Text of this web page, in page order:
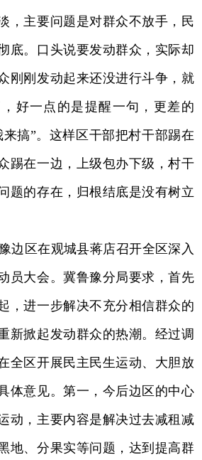
，主要问题是对群众不放手，民
底。口头说要发动群众，实际却
刚刚发动起来还没进行斗争，就
好一点的是提醒一句，更差的
搞”。这样区干部把村干部踢在
踢在一边，上级包办下级，村干
题的存在，归根结底是没有树立
边区在观城县蒋店召开全区深入
员大会。冀鲁豫分局要求，首先
，进一步解决不充分相信群众的
新掀起发动群众的热潮。经过调
全区开展民主民生运动、大胆放
体意见。第一，今后边区的中心
动，主要内容是解决过去减租减
地、分果实等问题，达到提高群